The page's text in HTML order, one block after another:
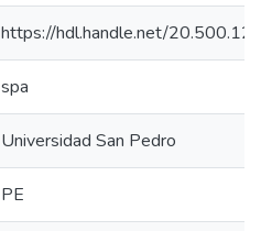
https://hdl.handle.net/
spa
Universidad San Pedro
PE